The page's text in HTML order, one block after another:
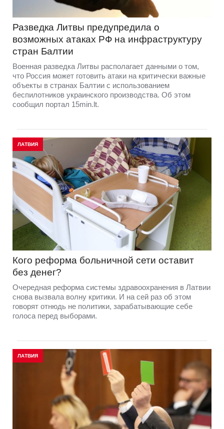
Разведка Литвы предупредила о
возможных атаках РФ на инфраструктуру
стран Балтии
Военная разведка Литвы располагает данными о том,
что Россия может готовить атаки на критически важные
объекты в странах Балтии с использованием
беспилотников украинского производства. Об этом
сообщил портал 15min.lt.
ЛАТВИЯ
Кого реформа больничной сети оставит
без денег?
Очередная реформа системы здравоохранения в Латвии
снова вызвала волну критики. И на сей раз об этом
говорят отнюдь не политики, зарабатывающие себе
голоса перед выборами.
ЛАТВИЯ